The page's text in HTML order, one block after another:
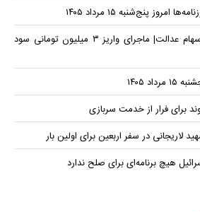
پنج‌شنبه ۱۵ مرداد ۱۴۰۵
خبر مهم برای دارندگان سهام عدالت| ماجرای واریز ۳ میلیون تومانی سود
۱۴۰۵
برای فرار از خدمت سربازی
لاریجانی در سفر اربعین برای اولین بار
هیچ برنامه‌ای برای صلح ندارد